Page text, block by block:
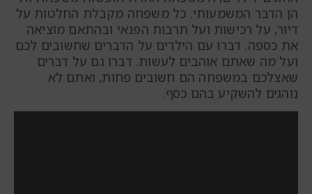
הן הדבר המשמעותי. כל משפחה מקבלת החלטות על
דיור, על רכישות ועל תרבות הפנאי ובהתאם מוציאה
את כספה. דברו עם הילדים על הדברים שחשובים לכם
ועל מה שאתם אוהבים לעשות. דברו גם על דברים
שאצלכם במשפחה הם חשובים פחות, ואתם לא
נוהגים להשקיע בהם כסף.